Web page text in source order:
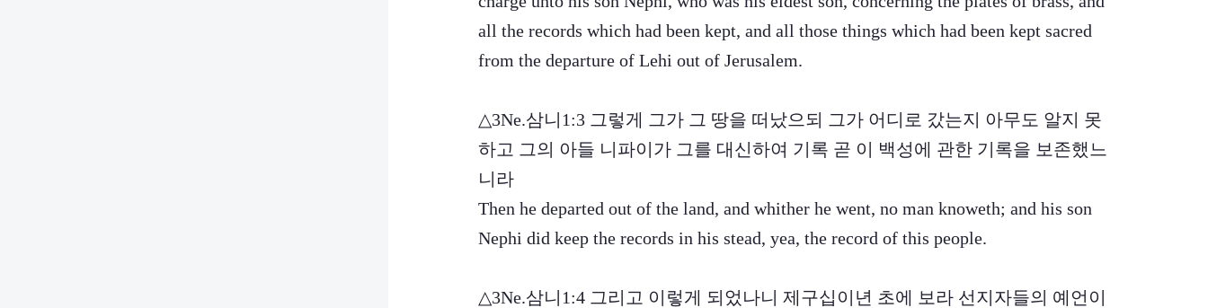
all the records which had been kept, and all those things which had been kept sacred
from the departure of Lehi out of Jerusalem.
△3Ne.삼니1:3 그렇게 그가 그 땅을 떠났으되 그가 어디로 갔는지 아무도 알지 못
하고 그의 아들 니파이가 그를 대신하여 기록 곧 이 백성에 관한 기록을 보존했느
니라
Then he departed out of the land, and whither he went, no man knoweth; and his son
Nephi did keep the records in his stead, yea, the record of this people.
△3Ne.삼니1:4 그리고 이렇게 되었나니 제구십이년 초에 보라 선지자들의 예언이